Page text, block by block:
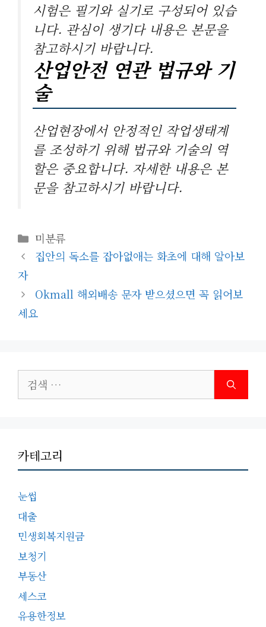
시험은 필기와 실기로 구성되어 있습
니다. 관심이 생기다 내용은 본문을
참고하시기 바랍니다.
산업안전 연관 법규와 기
술
산업현장에서 안정적인 작업생태계
를 조성하기 위해 법규와 기술의 역
할은 중요합니다. 자세한 내용은 본
문을 참고하시기 바랍니다.
카
테
미분류
집안의 독소를 잡아없애는 화초에 대해 알아보
자
Okmall 해외배송 문자 받으셨으면 꼭 읽어보
세요
색:
카테고리
눈썹
대출
민생회복지원금
보청기
부동산
세스코
유용한정보